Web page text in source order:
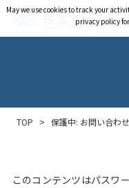
TOP > 保護中: お問い合わ
このコンテンツはパスワ
May we use cookies to track your
privacy policy
May we use cookies to track your
privacy policy